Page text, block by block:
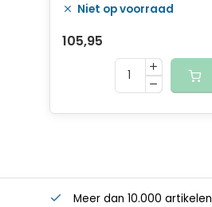
brake en IS disc +
rollerbrake remnok -
mat zwart
Niet op voorraad
105,95
Meer dan 10.000 artikelen